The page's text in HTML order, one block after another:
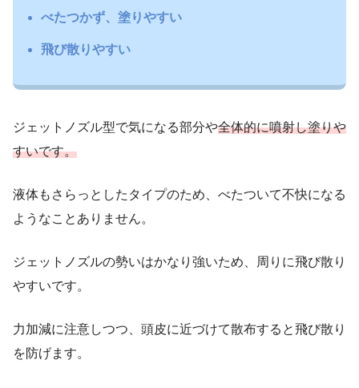
べたつかず、塗りやすい
飛び散りやすい
ジェットノズル型で気になる部分や全体的に噴射し塗りや
すいです。
液体もさらっとしたタイプのため、べたついて不快になる
ようなことありません。
ジェットノズルの勢いはかなり強いため、周りに飛び散り
やすいです。
力加減に注意しつつ、頭皮に近づけて散布すると飛び散り
を防げます。